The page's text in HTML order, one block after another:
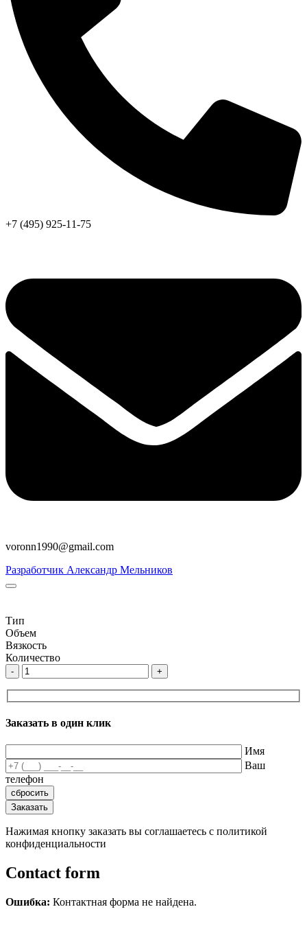
+7 (495) 925-11-75
voronn1990@gmail.com
Разработчик Александр Мельников
Тип
Объем
Вязкость
Количество
- +
Заказать в один клик
Имя
Ваш
телефон
Нажимая кнопку заказать вы соглашаетесь с политикой
конфиденциальности
Contact form
Ошибка: Контактная форма не найдена.